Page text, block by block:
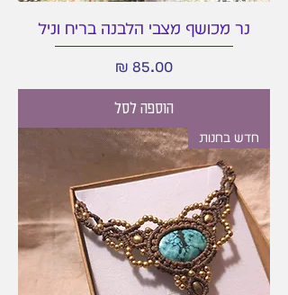
נר מכושף מצבי הלבנה בריח וניל
מחיר
הוספה לסל
חדש בחנות